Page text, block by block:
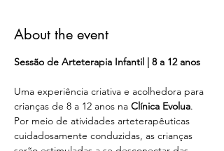
About the event
Sessão de Arteterapia Infantil | 8 a 12 anos
Uma experiência criativa e acolhedora para
crianças de 8 a 12 anos na Clínica Evolua.
Por meio de atividades arteterapêuticas
cuidadosamente conduzidas, as crianças